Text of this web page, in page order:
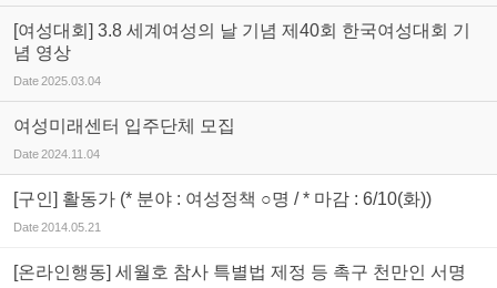
[여성대회] 3.8 세계여성의 날 기념 제40회 한국여성대회 기
념 영상
Date2025.03.04
여성미래센터 입주단체 모집
Date2024.11.04
[구인] 활동가 (* 분야 : 여성정책 ○명 / * 마감 : 6/10(화))
Date2014.05.21
[온라인행동] 세월호 참사 특별법 제정 등 촉구 천만인 서명